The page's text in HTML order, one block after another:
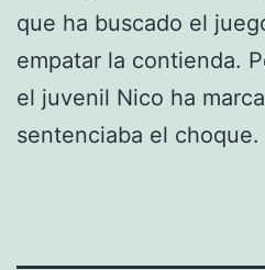
que ha buscado el
empatar la contienda.
el juvenil Nico ha
sentenciaba el choque.